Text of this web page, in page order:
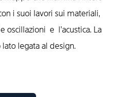
i suoi lavori sui materiali,
e l’acustica. La
lato legata al design.